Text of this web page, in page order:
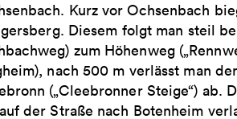
Kurz vor Ochsenbach
Diesem folgt man steil
zum Höhenweg
nach 500 m verlässt man
(„Cleebronner Steige“) ab.
der Straße nach Botenheim